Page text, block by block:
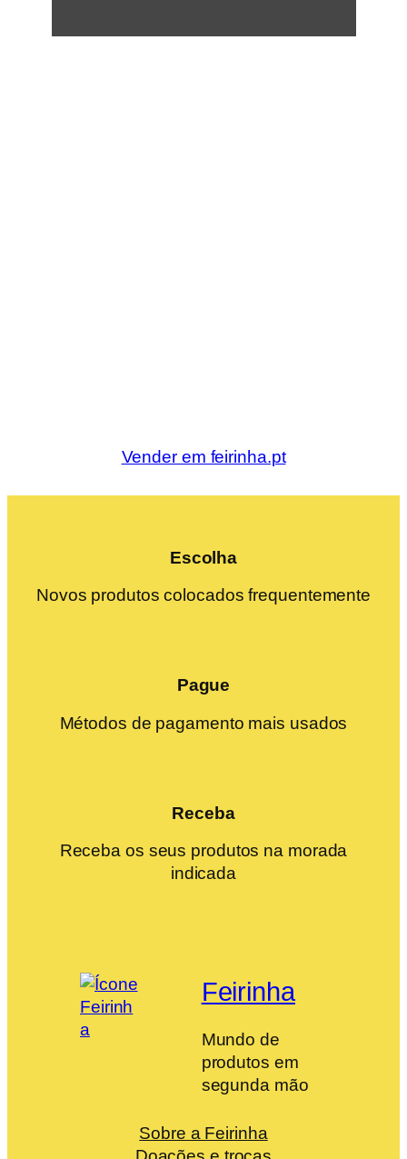
Vender em feirinha.pt
Escolha
Novos produtos colocados frequentemente
Pague
Métodos de pagamento mais usados
Receba
Receba os seus produtos na morada
indicada
Feirinha
Mundo de
produtos em
segunda mão
Sobre a Feirinha